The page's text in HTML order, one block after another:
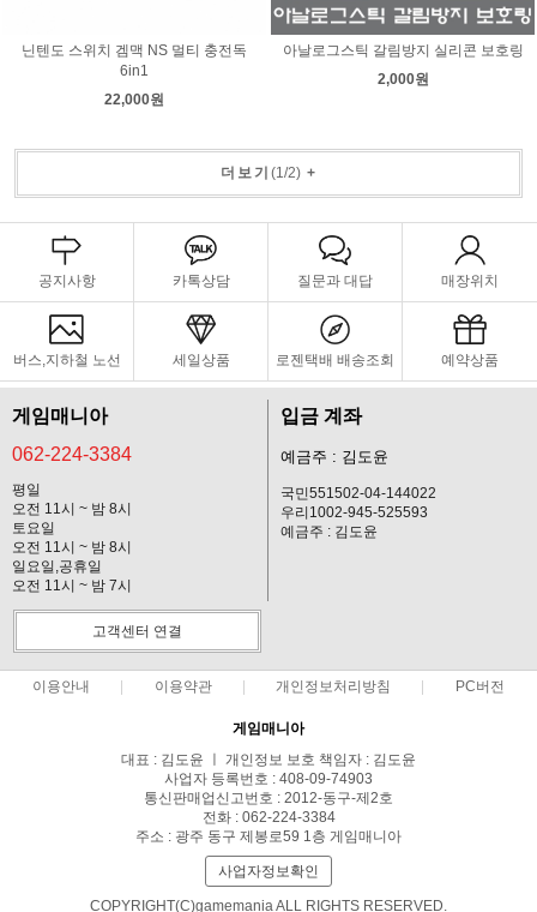
닌텐도 스위치 겜맥 NS 멀티 충전독
6in1
22,000원
아날로그스틱 갈림방지 실리콘 보호링
2,000원
더보기 (1 /2)+
공지사항 카톡상담 질문과 대답 매장위치
버스,지하철 노선 세일상품 로젠택배 배송조회 예약상품
게임매니아
062-224-3384
평일
오전 11시 ~ 밤 8시
토요일
오전 11시 ~ 밤 8시
일요일,공휴일
오전 11시 ~ 밤 7시
입금 계좌
예금주 : 김도윤
국민551502-04-144022
우리1002-945-525593
예금주 : 김도윤
고객센터 연결
이용안내 이용약관 개인정보처리방침 PC버전
게임매니아
대표 : 김도윤 ㅣ 개인정보 보호 책임자 : 김도윤
사업자 등록번호 : 408-09-74903
통신판매업신고번호 : 2012-동구-제2호
전화 : 062-224-3384
주소 : 광주 동구 제봉로59 1층 게임매니아
사업자정보확인
COPYRIGHT(C)gamemania ALL RIGHTS RESERVED.